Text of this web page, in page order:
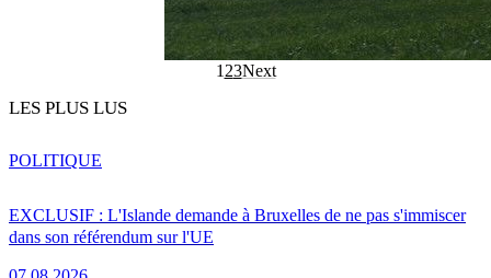
1 23Next
LES PLUS LUS
EXCLUSIF : L'Islande demande à Bruxelles de ne pas s'immiscer
dans son référendum sur l'UE
POLITIQUE